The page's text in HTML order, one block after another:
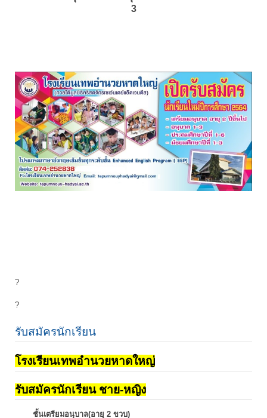
3
?
?
รับสมัครนักเรียน
โรงเรียนเทพอำนวยหาดใหญ่
รับสมัครนักเรียน ชาย-หญิง
ชั้นเตรียมอนุบาล(อายุ 2 ขวบ)